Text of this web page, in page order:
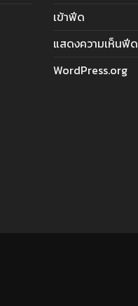
เข้าฟีด
แสดงความเห็นฟีด
WordPress.org